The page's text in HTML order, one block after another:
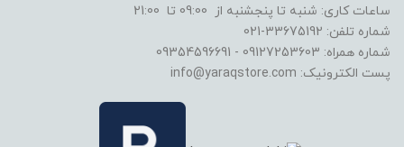
ساعات کاری: شنبه تا پنجشنبه از 09:00 تا 21:00
شماره تلفن: 33675192-021
شماره همراه: 09127253603 - 09354596691
پست الکترونیک: info@yaraqstore.com